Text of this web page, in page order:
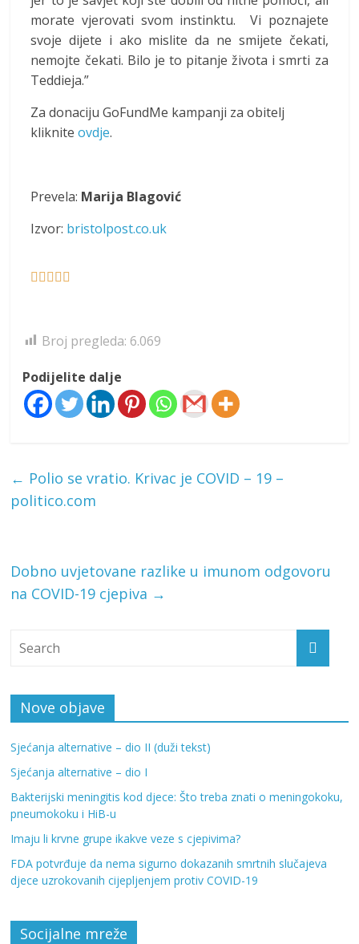
morate vjerovati svom instinktu. Vi poznajete
svoje dijete i ako mislite da ne smijete čekati,
nemojte čekati. Bilo je to pitanje života i smrti za
Teddieja.”
Za donaciju GoFundMe kampanji za obitelj
klikniteovdje.
Prevela: Marija Blagović
Izvor: bristolpost.co.uk
    
Broj pregleda: 6.069
Podijelite dalje
← Polio se vratio. Krivac je COVID – 19 –
politico.com
Dobno uvjetovane razlike u imunom odgovoru
na COVID-19 cjepiva →
Nove objave
Sjećanja alternative – dio II (duži tekst)
Sjećanja alternative – dio I
Bakterijski meningitis kod djece: Što treba znati o meningokoku,
pneumokoku i HiB-u
Imaju li krvne grupe ikakve veze s cjepivima?
FDA potvrđuje da nema sigurno dokazanih smrtnih slučajeva
djece uzrokovanih cijepljenjem protiv COVID-19
Socijalne mreže